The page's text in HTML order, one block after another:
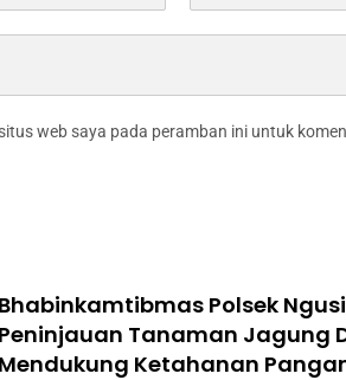
web saya pada peramban ini untuk
Bhabinkamtibmas Polsek
Peninjauan Tanaman Jagung
Mendukung Ketahanan